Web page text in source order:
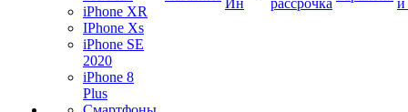
iPhone XR
IPhone Xs
iPhone SE
2020
iPhone 8
Plus
Ин
рассрочка
и